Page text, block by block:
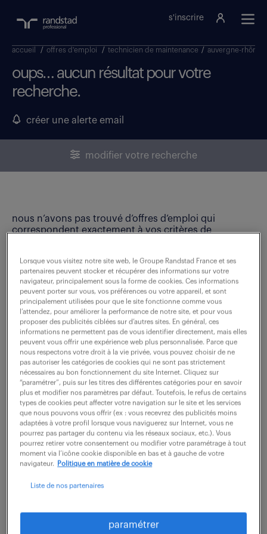
s'inscrire
accueil / offres d'emploi / technicien de maintenance / auvergne-rhône-
oups… aucun résultat pour votre
recherche.
créer une alerte email
modifier votre recherche
nous n’avons pas trouvé d’offres d’emploi qui
correspondent exactement à vos critères de
ne ratez aucune
opportunité.
recevez chaque semaine par mail les offres qui
correspondent à votre dernière recherche.
créer une alerte
partagez-nous
Lorsque vous visitez notre site web, le Groupe Randstad France et ses
partenaires peuvent stocker et récupérer des informations sur votre
navigateur, principalement sous la forme de cookies. Ces informations
peuvent porter sur vous, vos préférences ou votre appareil, et sont
principalement utilisées pour que le site fonctionne comme vous
l’attendez, pour améliorer la performance de notre site, et pour vous
proposer des publicités ciblées sur d’autres sites. En général, ces
informations ne permettent pas de vous identifier directement, mais elles
peuvent vous offrir une expérience web plus personnalisée. Parce que
nous respectons votre droit à la vie privée, vous pouvez choisir de ne
pas autoriser les catégories de cookies qui ne sont pas strictement
nécessaires au bon fonctionnement du site Internet. Cliquez sur
“paramétrer”, puis sur les titres des différentes catégories pour en savoir
plus et modifier nos paramètres par défaut. Toutefois, le refus de certains
types de cookies peut affecter votre navigation sur le site et les services
que nous pouvons vous offrir (ex : vous recevrez des publicités moins
adaptées à votre profil lorsque vous naviguerez sur Internet, vous ne
pourrez pas partager du contenu via les réseaux sociaux, etc.). Vous
pourrez retirer votre consentement ou modifier votre paramétrage à tout
moment via l’icône cookie disponible en bas et à gauche de votre
navigateur.
Politique en matière de cookie
Liste de nos partenaires
paramétrer